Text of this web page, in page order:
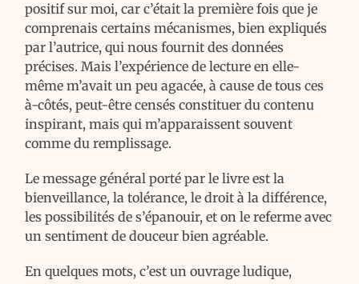
positif sur moi, car c’était la première fois que je
comprenais certains mécanismes, bien expliqués
par l’autrice, qui nous fournit des données
précises. Mais l’expérience de lecture en elle-
même m’avait un peu agacée, à cause de tous ces
à-côtés, peut-être censés constituer du contenu
inspirant, mais qui m’apparaissent souvent
comme du remplissage.
Le message général porté par le livre est la
bienveillance, la tolérance, le droit à la différence,
les possibilités de s’épanouir, et on le referme avec
un sentiment de douceur bien agréable.
En quelques mots, c’est un ouvrage ludique,